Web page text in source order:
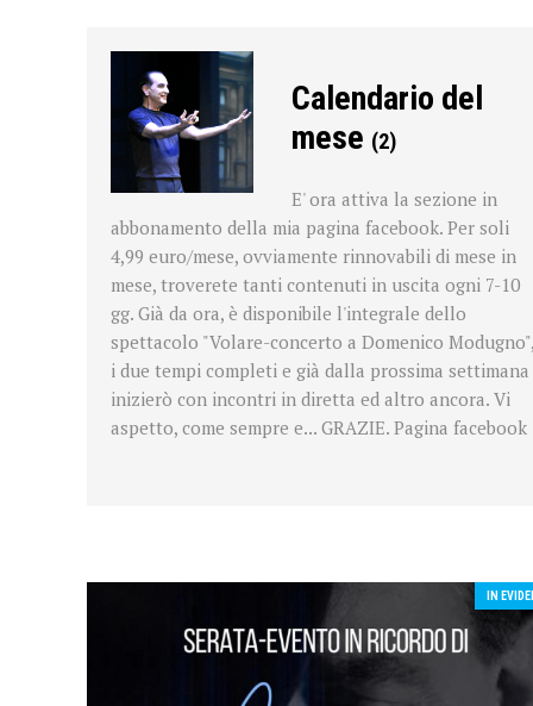
Calendario del
mese (2)
E' ora attiva la sezione in
abbonamento della mia pagina facebook. Per soli
4,99 euro/mese, ovviamente rinnovabili di mese in
mese, troverete tanti contenuti in uscita ogni 7-10
gg. Già da ora, è disponibile l'integrale dello
spettacolo "Volare-concerto a Domenico Modugno",
i due tempi completi e già dalla prossima settimana
inizierò con incontri in diretta ed altro ancora. Vi
aspetto, come sempre e... GRAZIE. Pagina
IN